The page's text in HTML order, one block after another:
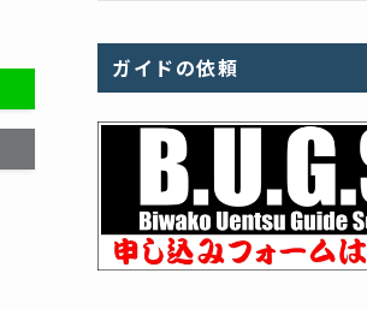
ガイドの依頼